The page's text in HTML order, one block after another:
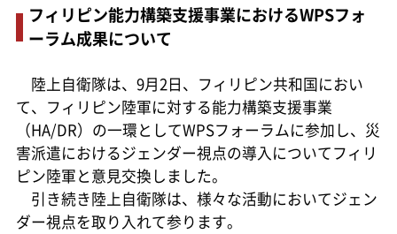
フィリピン能力構築支援事業におけるWPSフォ
ーラム成果について
陸上自衛隊は、9月2日、フィリピン共和国におい
て、フィリピン陸軍に対する能力構築支援事業
（HA/DR）の一環としてWPSフォーラムに参加し、災
害派遣におけるジェンダー視点の導入についてフィリ
ピン陸軍と意見交換しました。
引き続き陸上自衛隊は、様々な活動においてジェン
ダー視点を取り入れて参ります。